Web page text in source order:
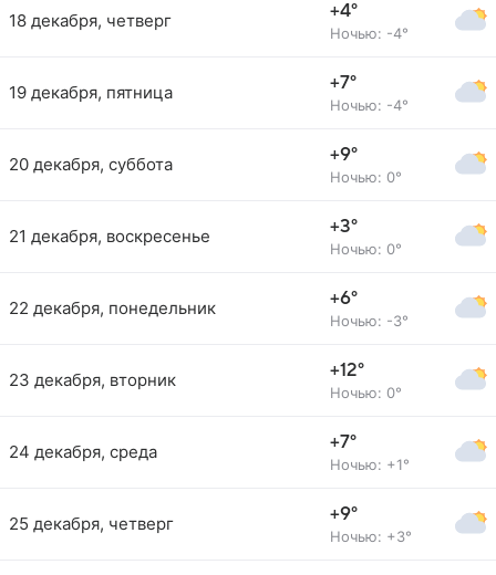
18 декабря, четверг +4°
Ночью: -4°
19 декабря, пятница +7°
Ночью: -4°
20 декабря, суббота +9°
Ночью: 0°
21 декабря, воскресенье +3°
Ночью: 0°
22 декабря, понедельник +6°
Ночью: -3°
23 декабря, вторник +12°
Ночью: 0°
24 декабря, среда +7°
Ночью: +1°
25 декабря, четверг +9°
Ночью: +3°